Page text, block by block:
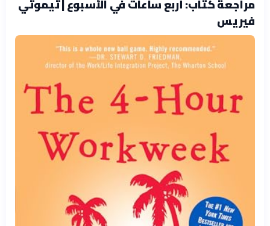
مراجعة كتاب: أربع ساعات في الأسبوع | تيموثي
فيريس